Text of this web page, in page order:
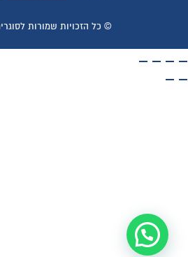
© ​כל הזכויות שמורות